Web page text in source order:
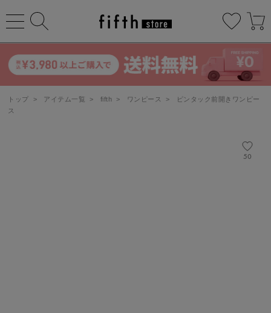
トップ > アイテム一覧 > fifth > ワンピース >
ピンタック前開きワンピー
ス
50